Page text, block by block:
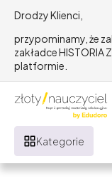
Drodzy Klienci,
przypominamy, że
zakładce HISTORIA
platformie.
Kategorie